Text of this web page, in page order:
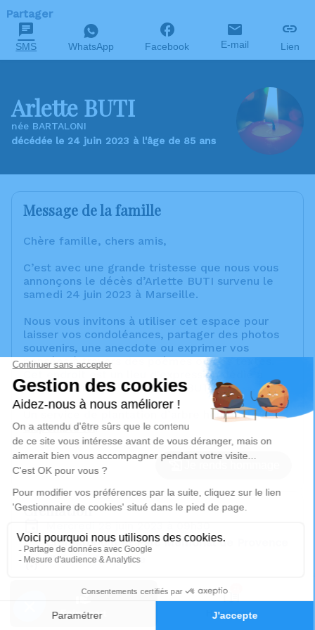
Faire-part Hommages
Partager
SMS WhatsApp Facebook E-mail Lien
Arlette BUTI
née BARTALONI
décédée le 24 juin 2023 à l'âge de 85 ans
Message de la famille
Chère famille, chers amis,
C’est avec une grande tristesse que nous vous
annonçons le décès d’Arlette BUTI survenu le
samedi 24 juin 2023 à Marseille.
Nous vous invitons à utiliser cet espace pour
laisser vos condoléances, partager des photos
souvenirs, une anecdote ou exprimer vos
pensées à travers des poèmes ou des textes.
Cet endroit est un lieu d'expression dédié à
honorer la mémoire d’Arlette BUTI.
Un service de plantation d’arbre hommage est
disponible ici.
Crémation
Crématorium et Parc Mémorial de Provence
d'Aix-en-Provence
13290 Aix-en-Provence